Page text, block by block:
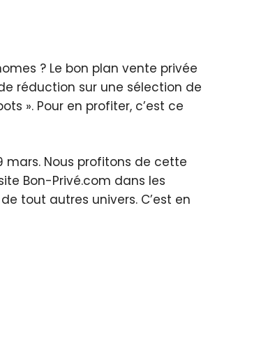
? Le bon plan vente privée
réduction sur une sélection de
». Pour en profiter, c’est ce
mars. Nous profitons de cette
Bon-Privé.com dans les
tout autres univers. C’est en